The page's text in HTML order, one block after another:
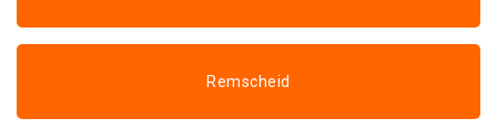
Remscheid